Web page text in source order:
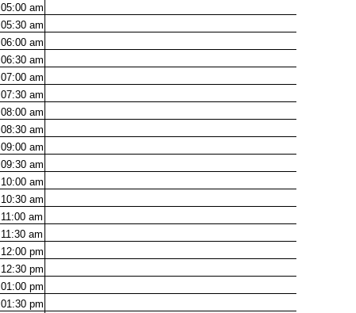
05:00 am
05:30 am
06:00 am
06:30 am
07:00 am
07:30 am
08:00 am
08:30 am
09:00 am
09:30 am
10:00 am
10:30 am
11:00 am
11:30 am
12:00 pm
12:30 pm
01:00 pm
01:30 pm